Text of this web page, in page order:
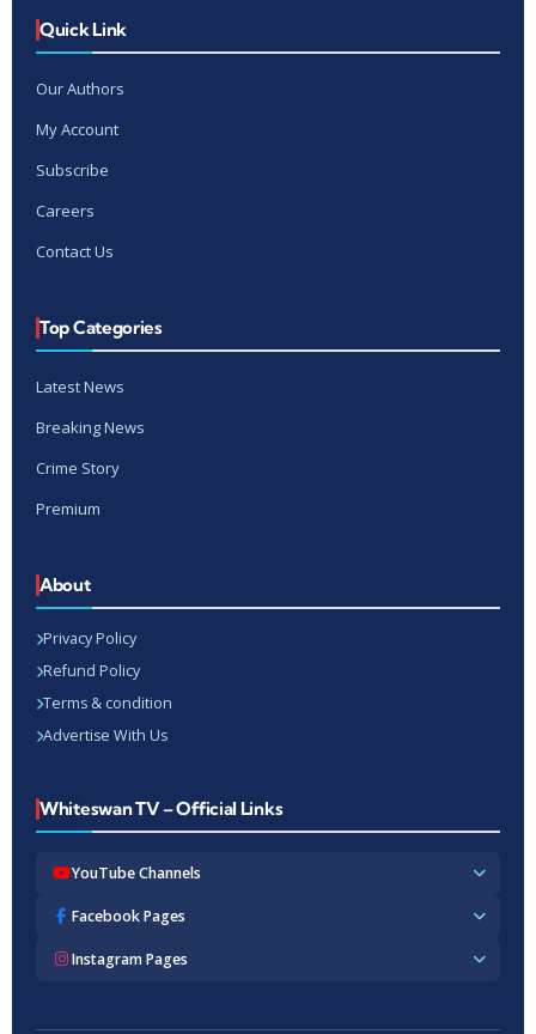
Quick Link
Our Authors
My Account
Subscribe
Careers
Contact Us
Top Categories
Latest News
Breaking News
Crime Story
Premium
About
Privacy Policy
Refund Policy
Terms & condition
Advertise With Us
Whiteswan TV – Official Links
YouTube Channels
Whiteswan TV News
Whiteswan Kerala
Facebook Pages
Whiteswan TV News
Instagram Pages